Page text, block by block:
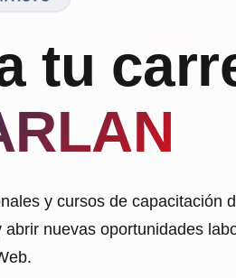
tu
y cursos de capacitación
nuevas oportunidades